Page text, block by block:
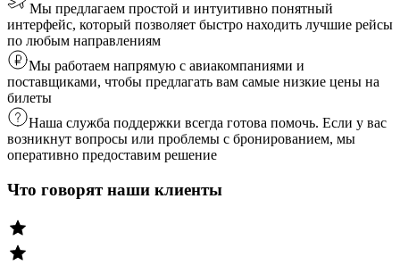
Мы предлагаем простой и интуитивно понятный
интерфейс, который позволяет быстро находить лучшие рейсы
по любым направлениям
Мы работаем напрямую с авиакомпаниями и
поставщиками, чтобы предлагать вам самые низкие цены на
билеты
Наша служба поддержки всегда готова помочь. Если у вас
возникнут вопросы или проблемы с бронированием, мы
оперативно предоставим решение
Что говорят наши клиенты